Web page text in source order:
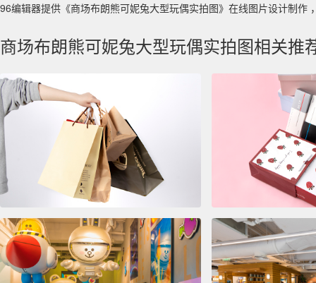
96编辑器提供《商场布朗熊可妮兔大型玩偶实拍图》在线图片设计制
商场布朗熊可妮兔大型玩偶实拍图相关推